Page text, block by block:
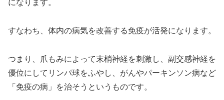
になります。
すなわち、体内の病気を改善する免疫が活発になります。
つまり、爪もみによって末梢神経を刺激し、副交感神経を
優位にしてリンパ球をふやし、がんやパーキンソン病など
「免疫の病」を治そうというものです。